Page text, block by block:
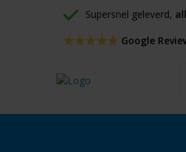
Supersnel geleverd,
Google